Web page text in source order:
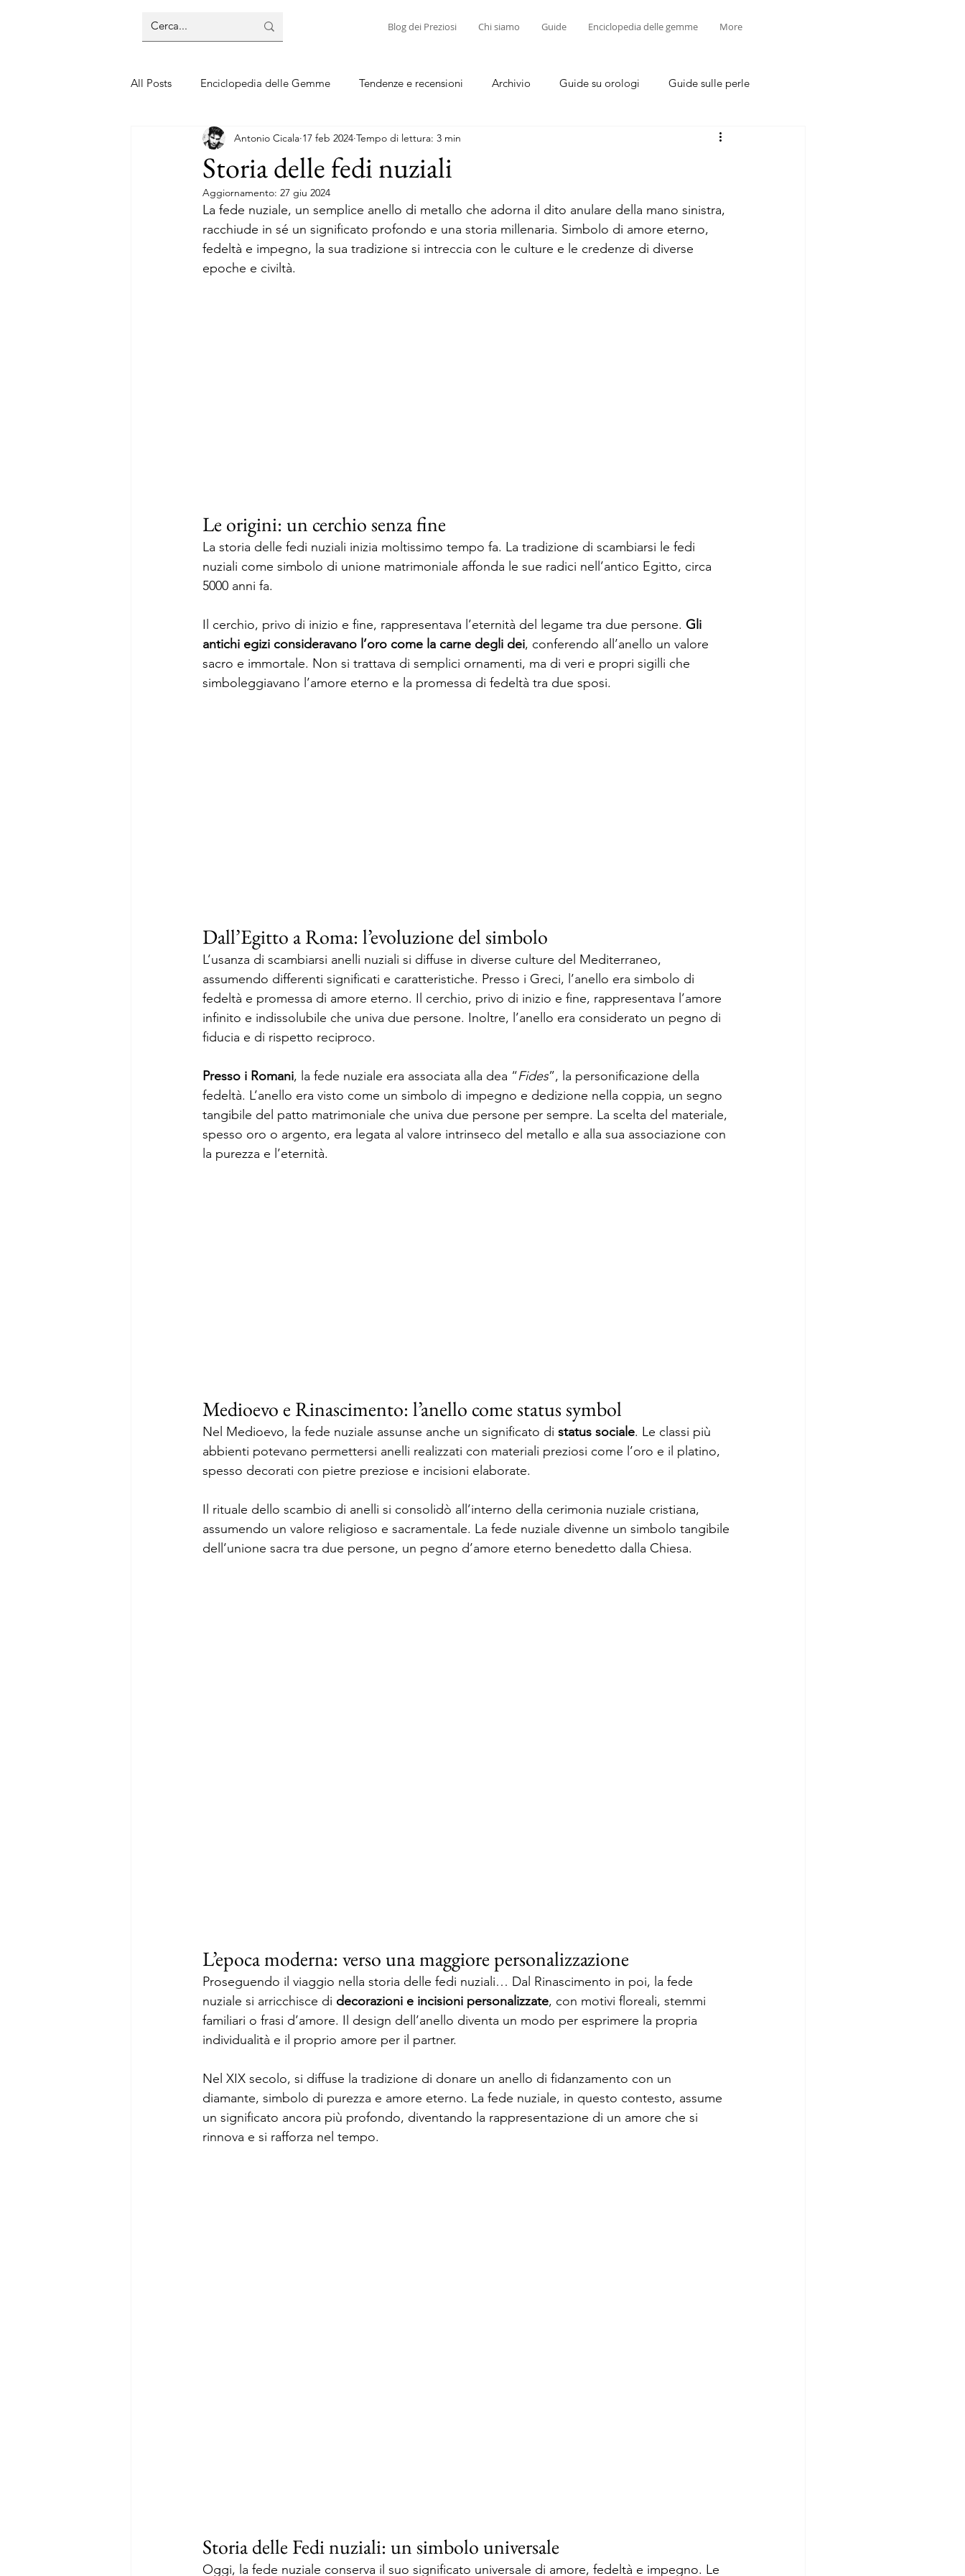
Blog dei Preziosi Chi siamo Guide Enciclopedia delle gemme More
All Posts Enciclopedia delle Gemme Tendenze e recensioni Archivio Guide su orologi Guide sulle perle
Guide sui gioielli Guide sui diamanti Guide su corallo e cammei
Storia delle fedi nuziali
Antonio Cicala 17 feb 2024 Tempo di lettura: 3 min
Aggiornamento: 27 giu 2024
La fede nuziale, un semplice anello di metallo che adorna il dito anulare della mano sinistra,
racchiude in sé un significato profondo e una storia millenaria. Simbolo di amore eterno,
fedeltà e impegno, la sua tradizione si intreccia con le culture e le credenze di diverse
epoche e civiltà.
Le origini: un cerchio senza fine
La storia delle fedi nuziali inizia moltissimo tempo fa. La tradizione di scambiarsi le fedi
nuziali come simbolo di unione matrimoniale affonda le sue radici nell’antico Egitto, circa
5000 anni fa.
Il cerchio, privo di inizio e fine, rappresentava l’eternità del legame tra due persone. Gli
antichi egizi consideravano l’oro come la carne degli dei, conferendo all’anello un valore
sacro e immortale. Non si trattava di semplici ornamenti, ma di veri e propri sigilli che
simboleggiavano l’amore eterno e la promessa di fedeltà tra due sposi.
Dall’Egitto a Roma: l’evoluzione del simbolo
L’usanza di scambiarsi anelli nuziali si diffuse in diverse culture del Mediterraneo,
assumendo differenti significati e caratteristiche. Presso i Greci, l’anello era simbolo di
fedeltà e promessa di amore eterno. Il cerchio, privo di inizio e fine, rappresentava l’amore
infinito e indissolubile che univa due persone. Inoltre, l’anello era considerato un pegno di
fiducia e di rispetto reciproco.
Presso i Romani, la fede nuziale era associata alla dea “Fides”, la personificazione della
fedeltà. L’anello era visto come un simbolo di impegno e dedizione nella coppia, un segno
tangibile del patto matrimoniale che univa due persone per sempre. La scelta del materiale,
spesso oro o argento, era legata al valore intrinseco del metallo e alla sua associazione con
la purezza e l’eternità.
Medioevo e Rinascimento: l’anello come status symbol
Nel Medioevo, la fede nuziale assunse anche un significato di status sociale. Le classi più
abbienti potevano permettersi anelli realizzati con materiali preziosi come l’oro e il platino,
spesso decorati con pietre preziose e incisioni elaborate.
Il rituale dello scambio di anelli si consolidò all’interno della cerimonia nuziale cristiana,
assumendo un valore religioso e sacramentale. La fede nuziale divenne un simbolo tangibile
dell’unione sacra tra due persone, un pegno d’amore eterno benedetto dalla Chiesa.
L’epoca moderna: verso una maggiore personalizzazione
Proseguendo il viaggio nella storia delle fedi nuziali… Dal Rinascimento in poi, la fede
nuziale si arricchisce di decorazioni e incisioni personalizzate, con motivi floreali, stemmi
familiari o frasi d’amore. Il design dell’anello diventa un modo per esprimere la propria
individualità e il proprio amore per il partner.
Nel XIX secolo, si diffuse la tradizione di donare un anello di fidanzamento con un
diamante, simbolo di purezza e amore eterno. La fede nuziale, in questo contesto, assume
un significato ancora più profondo, diventando la rappresentazione di un amore che si
rinnova e si rafforza nel tempo.
Storia delle Fedi nuziali: un simbolo universale
Oggi, la fede nuziale conserva il suo significato universale di amore, fedeltà e impegno. Le